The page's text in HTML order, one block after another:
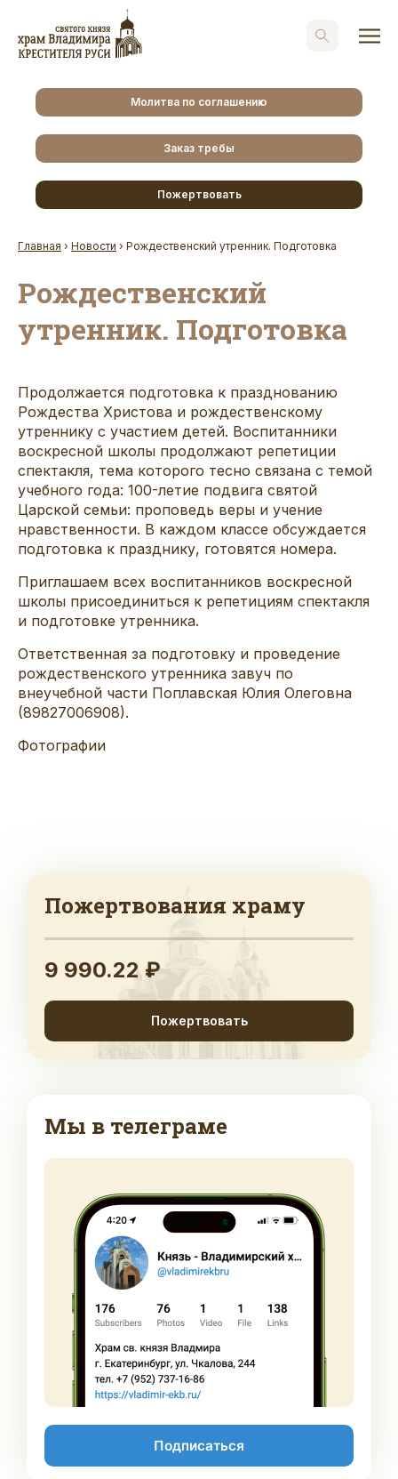
Молитва по соглашению
Заказ требы
Пожертвовать
Главная › Новости › Рождественский утренник. Подготовка
Рождественский
утренник. Подготовка
Продолжается подготовка к празднованию
Рождества Христова и рождественскому
утреннику с участием детей. Воспитанники
воскресной школы продолжают репетиции
спектакля, тема которого тесно связана с темой
учебного года: 100-летие подвига святой
Царской семьи: проповедь веры и учение
нравственности. В каждом классе обсуждается
подготовка к празднику, готовятся номера.
Приглашаем всех воспитанников воскресной
школы присоединиться к репетициям спектакля
и подготовке утренника.
Ответственная за подготовку и проведение
рождественского утренника завуч по
внеучебной части Поплавская Юлия Олеговна
(89827006908).
Фотографии
Пожертвования храму
9 990.22 ₽
Пожертвовать
Мы в телеграме
Подписаться